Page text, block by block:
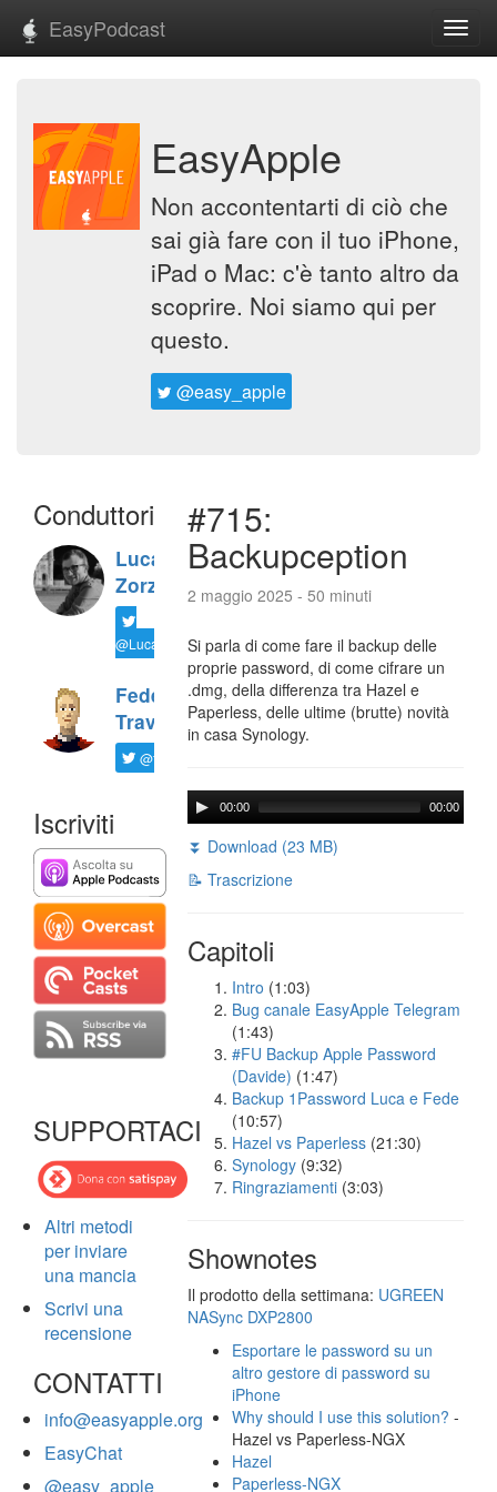
EasyPodcast
EasyApple
Non accontentarti di ciò che
sai già fare con il tuo iPhone,
iPad o Mac: c'è tanto altro da
scoprire. Noi siamo qui per
questo.
@easy_apple
Conduttori
Luca
Zorzi
@LucaTNT
Federico
Travaini
@ftrava
Iscriviti
SUPPORTACI
Altri metodi
per inviare
una mancia
Scrivi una
recensione
CONTATTI
info@easyapple.org
EasyChat
@easy_apple
#715:
Backupception
2 maggio 2025 - 50 minuti
Si parla di come fare il backup delle
proprie password, di come cifrare un
.dmg, della differenza tra Hazel e
Paperless, delle ultime (brutte) novità
in casa Synology.
00:00 00:00
⏬ Download (23 MB)
📝 Trascrizione
Capitoli
Intro (1:03)
Bug canale EasyApple Telegram
(1:43)
#FU Backup Apple Password
(Davide) (1:47)
Backup 1Password Luca e Fede
(10:57)
Hazel vs Paperless (21:30)
Synology (9:32)
Ringraziamenti (3:03)
Shownotes
Il prodotto della settimana: UGREEN
NASync DXP2800
Esportare le password su un
altro gestore di password su
iPhone
Why should I use this solution? -
Hazel vs Paperless-NGX
Hazel
Paperless-NGX